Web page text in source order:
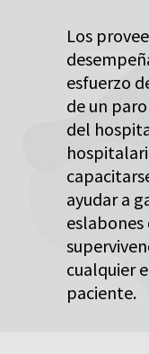
Los
esfuerzo
de un
del
ayudar a
eslabones
cualquier
paciente.